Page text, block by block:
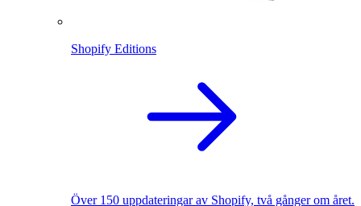
Shopify Editions
Över 150 uppdateringar av Shopify, två gånger om året.